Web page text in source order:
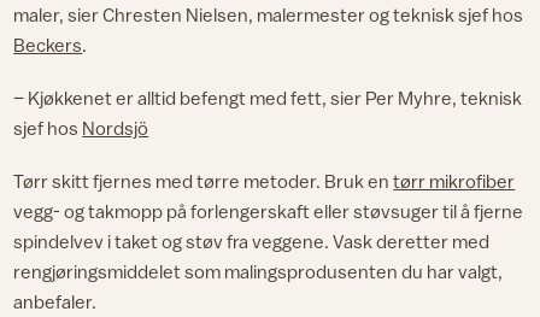
maler, sier Chresten Nielsen, malermester og teknisk sjef hos
Beckers.
– Kjøkkenet er alltid befengt med fett, sier Per Myhre, teknisk
sjef hos Nordsjö
Tørr skitt fjernes med tørre metoder. Bruk entørr mikrofiber
vegg- og takmopp på forlengerskaft eller støvsuger til å fjerne
spindelvev i taket og støv fra veggene. Vask deretter med
rengjøringsmiddelet som malingsprodusenten du har valgt,
anbefaler.